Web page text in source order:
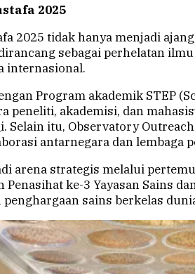
2025
2025 tidak hanya menjadi
sebagai perhelatan
internasional.
Program akademik STEP
peneliti, akademisi, dan
Selain itu, Observatory
antarnegara dan lembaga
arena strategis melalui
Penasihat ke-3 Yayasan Sains
penghargaan sains berkelas